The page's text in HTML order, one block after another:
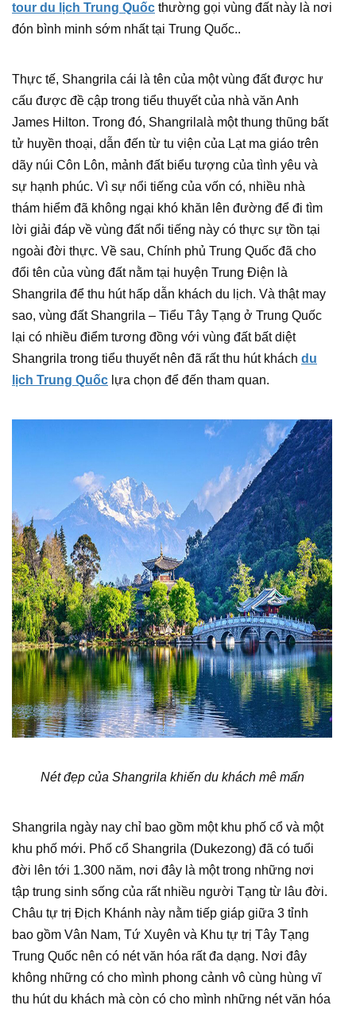
tour du lịch Trung Quốc thường gọi vùng đất này là nơi
đón bình minh sớm nhất tại Trung Quốc..
Thực tế, Shangrila cái là tên của một vùng đất được hư
cấu được đề cập trong tiểu thuyết của nhà văn Anh
James Hilton. Trong đó, Shangrilalà một thung thũng bất
tử huyền thoại, dẫn đến từ tu viện của Lạt ma giáo trên
dãy núi Côn Lôn, mảnh đất biểu tượng của tình yêu và
sự hạnh phúc. Vì sự nổi tiếng của vốn có, nhiều nhà
thám hiểm đã không ngại khó khăn lên đường để đi tìm
lời giải đáp về vùng đất nổi tiếng này có thực sự tồn tại
ngoài đời thực. Về sau, Chính phủ Trung Quốc đã cho
đổi tên của vùng đất nằm tại huyện Trung Điện là
Shangrila để thu hút hấp dẫn khách du lịch. Và thật may
sao, vùng đất Shangrila – Tiểu Tây Tạng ở Trung Quốc
lại có nhiều điểm tương đồng với vùng đất bất diệt
Shangrila trong tiểu thuyết nên đã rất thu hút khách du
lịch Trung Quốc lựa chọn để đến tham quan.
Nét đẹp của Shangrila khiến du khách mê mẩn
Shangrila ngày nay chỉ bao gồm một khu phố cổ và một
khu phố mới. Phố cổ Shangrila (Dukezong) đã có tuổi
đời lên tới 1.300 năm, nơi đây là một trong những nơi
tập trung sinh sống của rất nhiều người Tạng từ lâu đời.
Châu tự trị Địch Khánh này nằm tiếp giáp giữa 3 tỉnh
bao gồm Vân Nam, Tứ Xuyên và Khu tự trị Tây Tạng
Trung Quốc nên có nét văn hóa rất đa dạng. Nơi đây
không những có cho mình phong cảnh vô cùng hùng vĩ
thu hút du khách mà còn có cho mình những nét văn hóa